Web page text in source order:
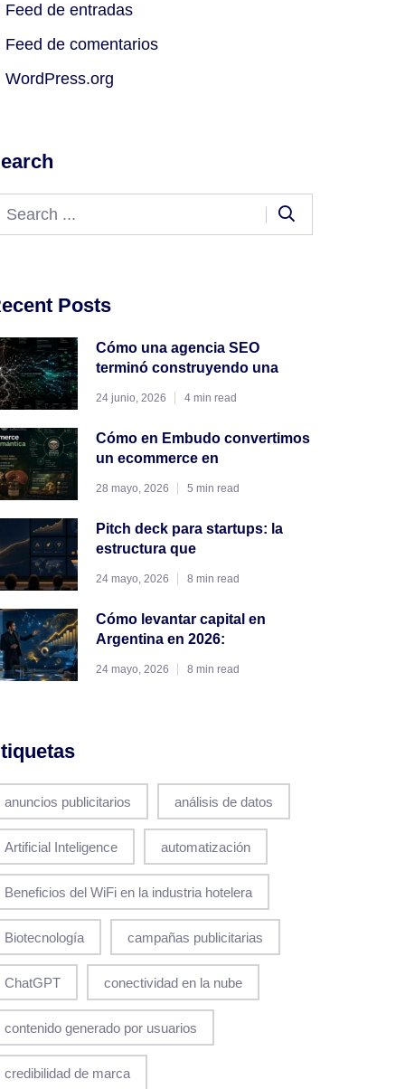
Feed de entradas
Feed de comentarios
WordPress.org
Posts
Cómo una agencia SEO
terminó construyendo una
24 junio, 2026 4 min read
Cómo en Embudo convertimos
un ecommerce en
28 mayo, 2026 5 min read
Pitch deck para startups: la
estructura que
24 mayo, 2026 8 min read
Cómo levantar capital en
Argentina en 2026:
24 mayo, 2026 8 min read
anuncios publicitarios análisis de datos
Artificial Inteligence automatización
Beneficios del WiFi en la industria hotelera
Biotecnología campañas publicitarias
ChatGPT conectividad en la nube
contenido generado por usuarios
credibilidad de marca